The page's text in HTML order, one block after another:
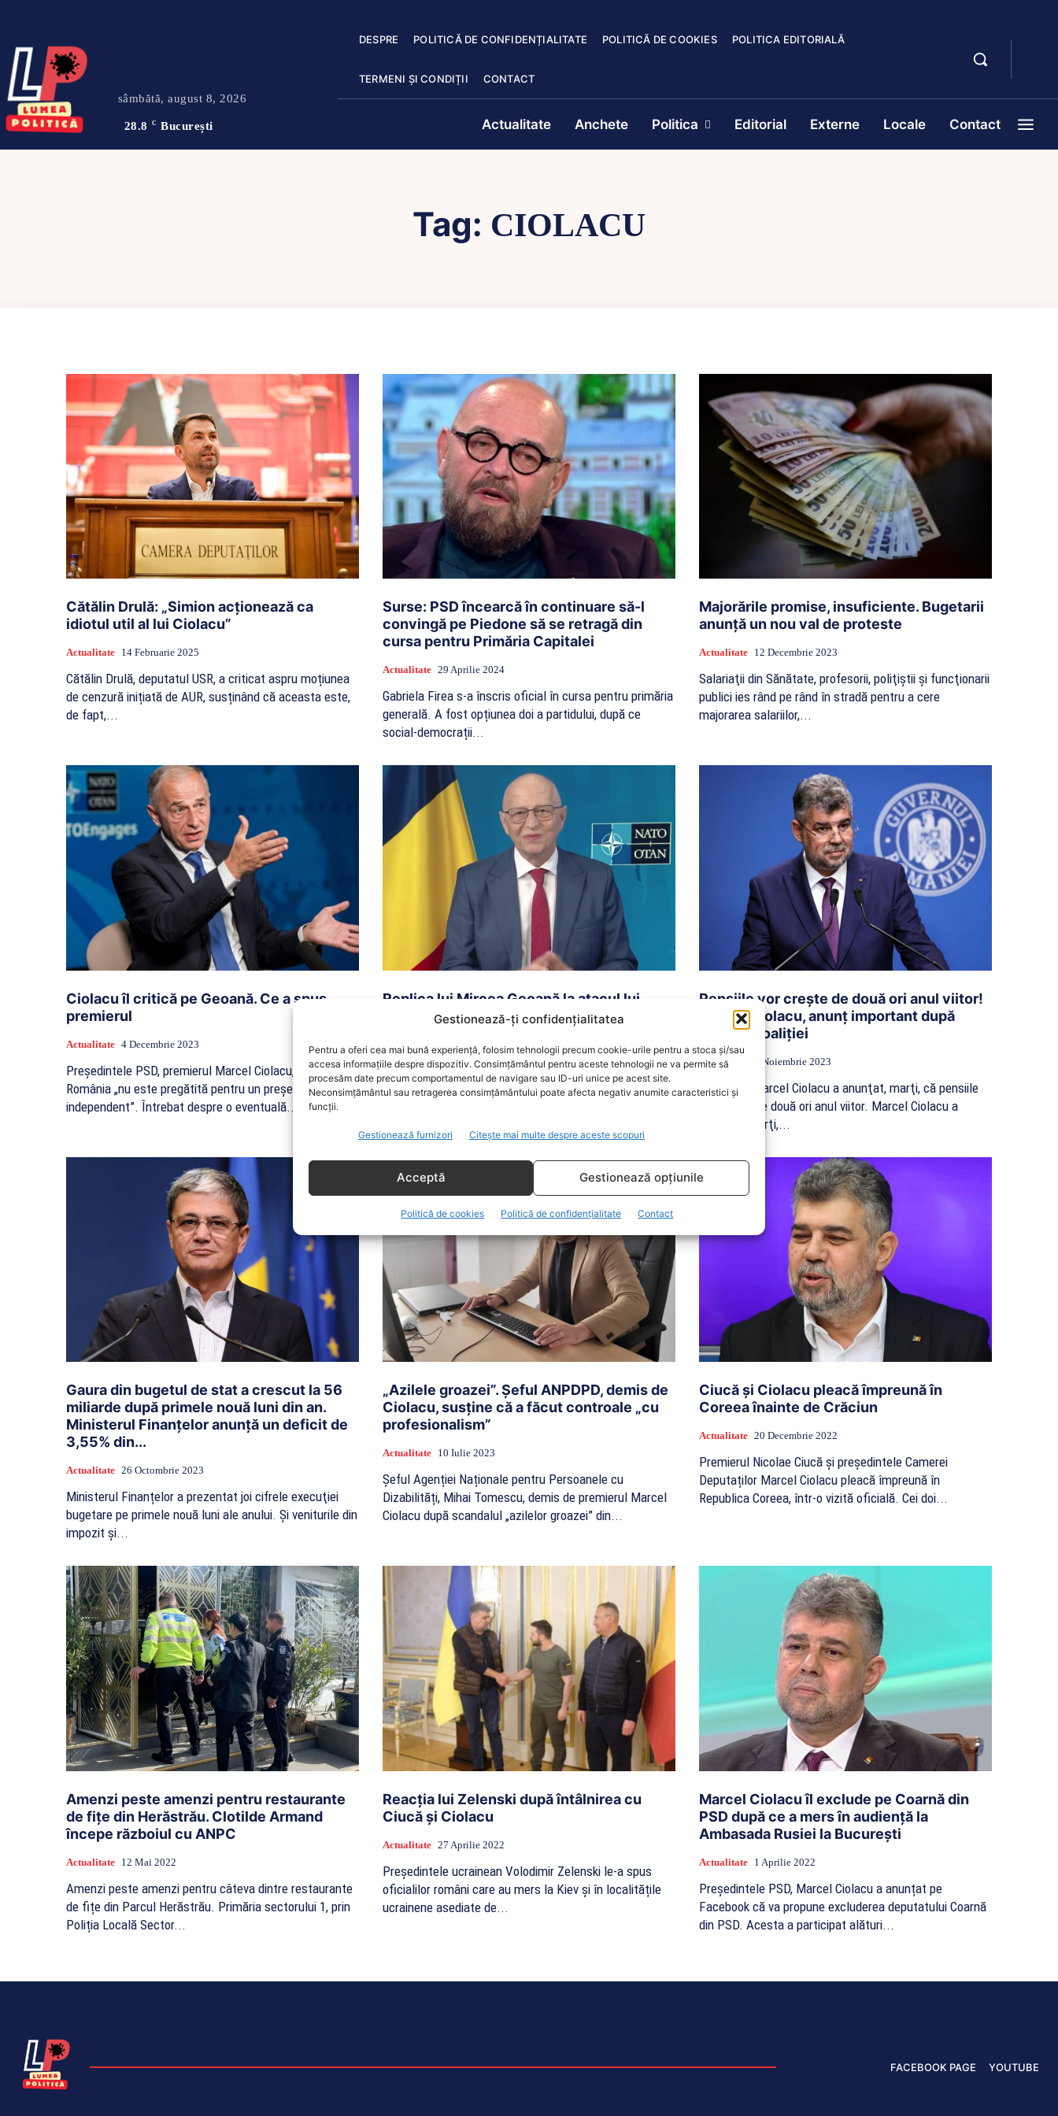
Gestionează-ți confidențialitatea
Pentru a oferi cea mai bună experiență, folosim tehnologii precum cookie-urile pentru a stoca și/sau
accesa informațiile despre dispozitiv. Consimțământul pentru aceste tehnologii ne va permite să
procesăm date precum comportamentul de navigare sau ID-uri unice pe acest site.
Neconsimțământul sau retragerea consimțământului poate afecta negativ anumite caracteristici și
funcții.
Gestionează furnizori Citește mai multe despre aceste scopuri
Acceptă Gestionează opțiunile
Politică de cookies Politică de confidențialitate Contact
sâmbătă, august 8, 2026
28.8 C București
DESPRE POLITICĂ DE CONFIDENȚIALITATE POLITICĂ DE COOKIES POLITICA EDITORIALĂ
TERMENI ȘI CONDIȚII CONTACT
Actualitate Anchete Politica Editorial Externe Locale Contact
Tag: CIOLACU
Cătălin Drulă: „Simion acționează ca
idiotul util al lui Ciolacu”
Actualitate 14 Februarie 2025
Cătălin Drulă, deputatul USR, a criticat aspru moțiunea
de cenzură inițiată de AUR, susținând că aceasta este,
de fapt,...
Surse: PSD încearcă în continuare să-l
convingă pe Piedone să se retragă din
cursa pentru Primăria Capitalei
Actualitate 29 Aprilie 2024
Gabriela Firea s-a înscris oficial în cursa pentru primăria
generală. A fost opțiunea doi a partidului, după ce
social-democrații...
Majorările promise, insuficiente. Bugetarii
anunță un nou val de proteste
Actualitate 12 Decembrie 2023
Salariaţii din Sănătate, profesorii, poliţiştii şi funcţionarii
publici ies rând pe rând în stradă pentru a cere
majorarea salariilor,...
Ciolacu îl critică pe Geoană. Ce a spus
premierul
Actualitate 4 Decembrie 2023
Președintele PSD, premierul Marcel Ciolacu, spune că
România „nu este pregătită pentru un președinte
independent”. Întrebat despre o eventuală...
Replica lui Mircea Geoană la atacul lui
Ciolacu: Îl înțeleg pe Marcel, am mâncat și
Actualitate 30 Noiembrie 2023
Mircea Geoană, a vorbit, vineri seară în cadrul emisiunii
Pensiile vor creşte de două ori anul viitor!
Marcel Ciolacu, anunţ important după
şedinţa coaliţiei
Actualitate 1 Noiembrie 2023
Premierul Marcel Ciolacu a anunţat, marţi, că pensiile
vor creşte de două ori anul viitor. Marcel Ciolacu a
declarat, marţi,...
Gaura din bugetul de stat a crescut la 56
miliarde după primele nouă luni din an.
Ministerul Finanţelor anunţă un deficit de
3,55% din...
Actualitate 26 Octombrie 2023
Ministerul Finanțelor a prezentat joi cifrele execuţiei
bugetare pe primele nouă luni ale anului. Şi veniturile din
impozit şi...
„Azilele groazei”. Șeful ANPDPD, demis de
Ciolacu, susține că a făcut controale „cu
profesionalism”
Actualitate 10 Iulie 2023
Șeful Agenției Naționale pentru Persoanele cu
Dizabilități, Mihai Tomescu, demis de premierul Marcel
Ciolacu după scandalul „azilelor groazei” din...
Ciucă și Ciolacu pleacă împreună în
Coreea înainte de Crăciun
Actualitate 20 Decembrie 2022
Premierul Nicolae Ciucă și președintele Camerei
Deputaților Marcel Ciolacu pleacă împreună în
Republica Coreea, într-o vizită oficială. Cei doi...
Amenzi peste amenzi pentru restaurante
de fițe din Herăstrău. Clotilde Armand
începe războiul cu ANPC
Actualitate 12 Mai 2022
Amenzi peste amenzi pentru câteva dintre restaurante
de fițe din Parcul Herăstrău. Primăria sectorului 1, prin
Poliția Locală Sector...
Reacția lui Zelenski după întâlnirea cu
Ciucă și Ciolacu
Actualitate 27 Aprilie 2022
Președintele ucrainean Volodimir Zelenski le-a spus
oficialilor români care au mers la Kiev și în localitățile
ucrainene asediate de...
Marcel Ciolacu îl exclude pe Coarnă din
PSD după ce a mers în audiență la
Ambasada Rusiei la București
Actualitate 1 Aprilie 2022
Președintele PSD, Marcel Ciolacu a anunțat pe
Facebook că va propune excluderea deputatului Coarnă
din PSD. Acesta a participat alături...
FACEBOOK PAGE YOUTUBE